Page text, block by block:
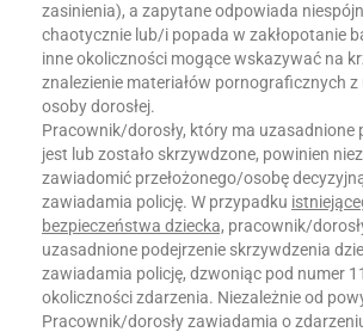
zasinienia), a zapytane odpowiada
chaotycznie lub/i popada w zakłopotanie
inne okoliczności mogące wskazywać na
znalezienie materiałów pornograficznych z
osoby dorosłej.
Pracownik/dorosły, który ma uzasadnione
jest lub zostało skrzywdzone, powinien
zawiadomić przełożonego/osobę
zawiadamia policję. W przypadku
bezpieczeństwa dziecka, pracownik/
uzasadnione podejrzenie skrzywdzenia
zawiadamia policję, dzwoniąc pod numer
okoliczności zdarzenia. Niezależnie od
Pracownik/dorosły zawiadamia o